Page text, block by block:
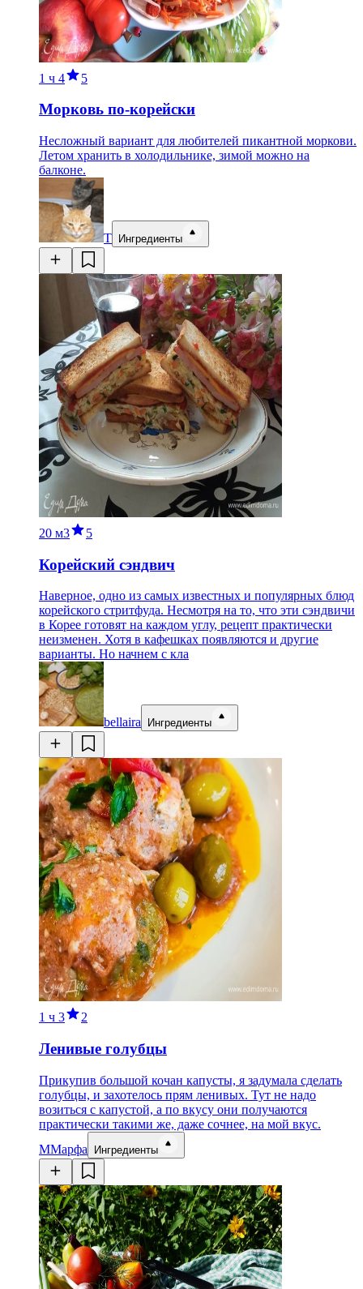
1 ч 4 5
Морковь по-корейски
Несложный вариант для любителей пикантной моркови.
Летом хранить в холодильнике, зимой можно на
балконе.
Т Ингредиенты
20 м3 5
Корейский сэндвич
Наверное, одно из самых известных и популярных блюд
корейского стритфуда. Несмотря на то, что эти сэндвичи
в Корее готовят на каждом углу, рецепт практически
неизменен. Хотя в кафешках появляются и другие
варианты. Но начнем с кла
bellaira Ингредиенты
1 ч 3 2
Ленивые голубцы
Прикупив большой кочан капусты, я задумала сделать
голубцы, и захотелось прям ленивых. Тут не надо
возиться с капустой, а по вкусу они получаются
практически такими же, даже сочнее, на мой вкус.
ММарфа Ингредиенты